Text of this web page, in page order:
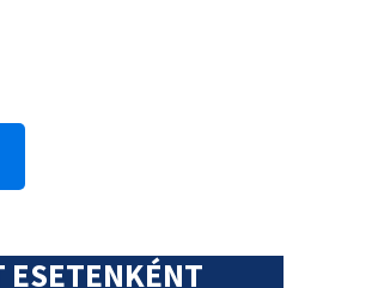
ESETENKÉNT